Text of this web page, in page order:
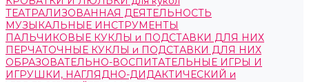
ТЕАТРАЛИЗОВАННАЯ ДЕЯТЕЛЬНОСТЬ
МУЗЫКАЛЬНЫЕ ИНСТРУМЕНТЫ
ПАЛЬЧИКОВЫЕ КУКЛЫ и ПОДСТАВКИ ДЛЯ НИХ
ПЕРЧАТОЧНЫЕ КУКЛЫ и ПОДСТАВКИ ДЛЯ НИХ
ОБРАЗОВАТЕЛЬНО-ВОСПИТАТЕЛЬНЫЕ ИГРЫ И
ИГРУШКИ, НАГЛЯДНО-ДИДАКТИЧЕСКИЙ и